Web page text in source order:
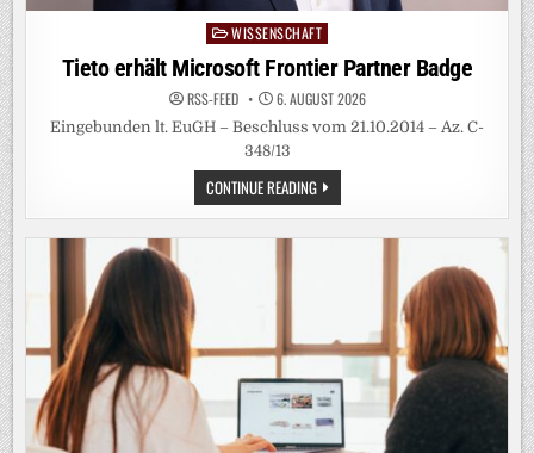
PostedWISSENSCHAFT
Tieto erhält Microsoft Frontier Partner Badge
RSS-FEED 6. AUGUST 2026
Eingebunden lt. EuGH – Beschluss vom 21.10.2014 – Az. C-
348/13
CONTINUE READINGTIETO
ERHÄLT
MICROSOFT
FRONTIER